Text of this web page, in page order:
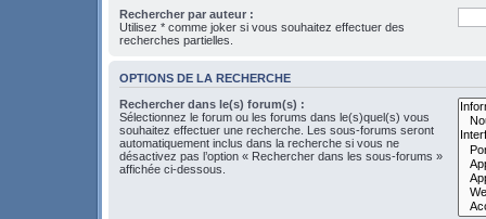
Rechercher par auteur :
Utilisez * comme joker si vous souhaitez effectuer des
recherches partielles.
OPTIONS DE LA RECHERCHE
Rechercher dans le(s) forum(s) :
Sélectionnez le forum ou les forums dans le(s)quel(s) vous
souhaitez effectuer une recherche. Les sous-forums seront
automatiquement inclus dans la recherche si vous ne
désactivez pas l’option « Rechercher dans les sous-forums »
affichée ci-dessous.